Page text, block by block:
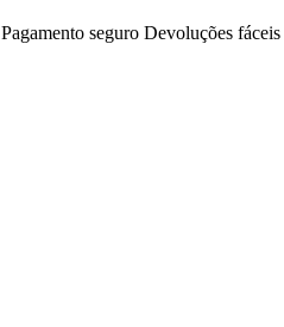
Pagamento seguro Devoluções fáceis